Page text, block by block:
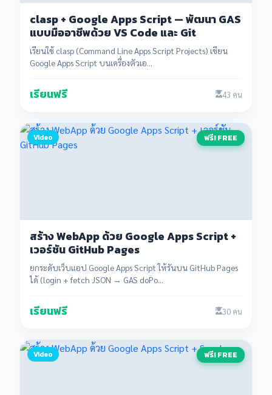
clasp + Google Apps Script — พัฒนา GAS
แบบมืออาชีพด้วย VS Code และ Git
เรียนใช้ clasp (Command Line Apps Script Projects) เขียน
Google Apps Script บนเครื่องตัวเอ...
เรียนฟรี 43 คน
Video ฟรี! FREE
สร้าง WebApp ด้วย Google Apps Script +
เวอร์ชัน GitHub Pages
ยกระดับเว็บแอป Google Apps Script ให้รันบน GitHub Pages
ได้ (login + fetch JSON → GAS doPo...
เรียนฟรี 30 คน
Video ฟรี! FREE